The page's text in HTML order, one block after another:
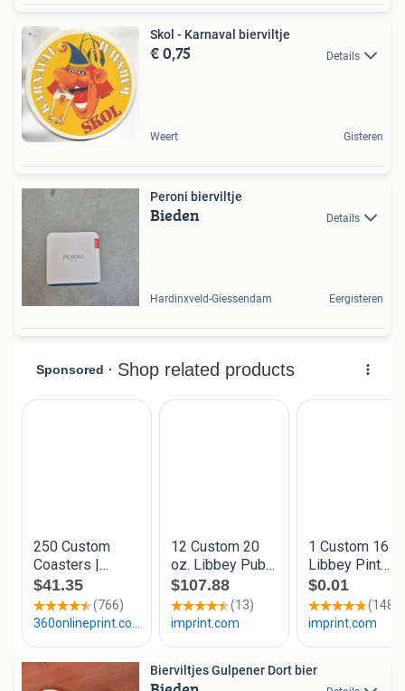
Skol - Karnaval bierviltje
€ 0,75 Details
Weert Gisteren
Peroni bierviltje
Bieden Details
Hardinxveld-Giessendam Eergisteren
Bierviltjes Gulpener Dort bier